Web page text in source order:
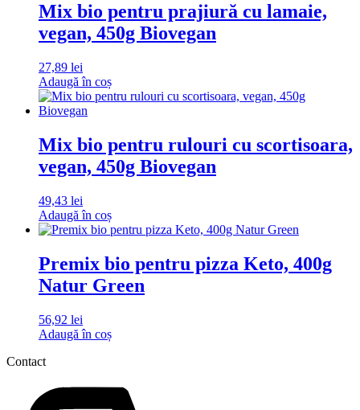
Mix bio pentru prajiură cu lamaie,
vegan, 450g Biovegan
27,89 lei
Adaugă în coș
Mix bio pentru rulouri cu scortisoara,
vegan, 450g Biovegan
49,43 lei
Adaugă în coș
Premix bio pentru pizza Keto, 400g
Natur Green
56,92 lei
Adaugă în coș
Contact